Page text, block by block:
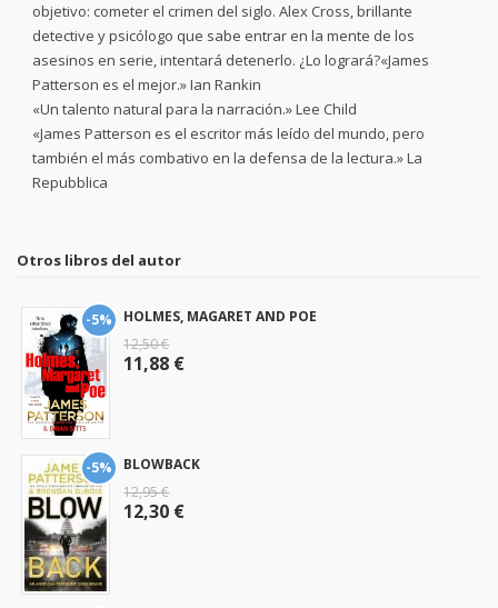
objetivo: cometer el crimen del siglo. Alex Cross, brillante
detective y psicólogo que sabe entrar en la mente de los
asesinos en serie, intentará detenerlo. ¿Lo logrará?«James
Patterson es el mejor.» Ian Rankin
«Un talento natural para la narración.» Lee Child
«James Patterson es el escritor más leído del mundo, pero
también el más combativo en la defensa de la lectura.» La
Repubblica
Otros libros del autor
-5%
HOLMES, MAGARET AND POE
12,50 €
11,88 €
-5%
BLOWBACK
12,95 €
12,30 €